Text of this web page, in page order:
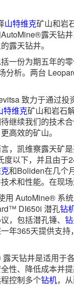
山特维克矿山和岩
露天钻
露天钻井。
一份为期五年的
分析。两台
致力于通过
特维克矿山和岩石
继续我们的技术
高效的矿山。
，凯维察露天矿
度以下，并且由于
和Boliden在几个
术和性能。在现
用 AutoMine® 系
DI650i 潜孔钻
，包括潜孔锤、
年365天提供支持
天钻井是适用于
性、降低成本并
控制多个钻机，